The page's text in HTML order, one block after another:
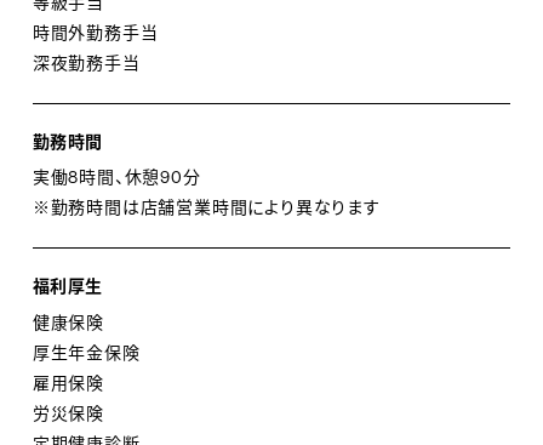
時間外勤務手当
深夜勤務手当
勤務時間
実働8時間、休憩90分
※勤務時間は店舗営業時間により異なります
福利厚生
健康保険
厚生年金保険
雇用保険
労災保険